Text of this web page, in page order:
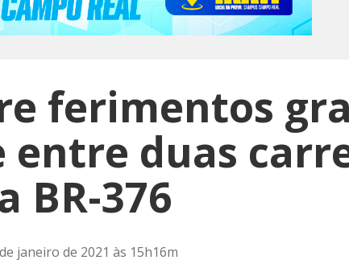
ferimentos
entre duas
BR-376
janeiro de 2021 às 15h16m